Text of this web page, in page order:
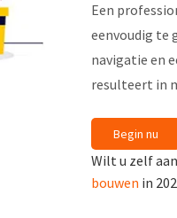
Een
eenvoudig te
navigatie en
resulteert in
Begin nu
Wilt u zelf
bouwen in